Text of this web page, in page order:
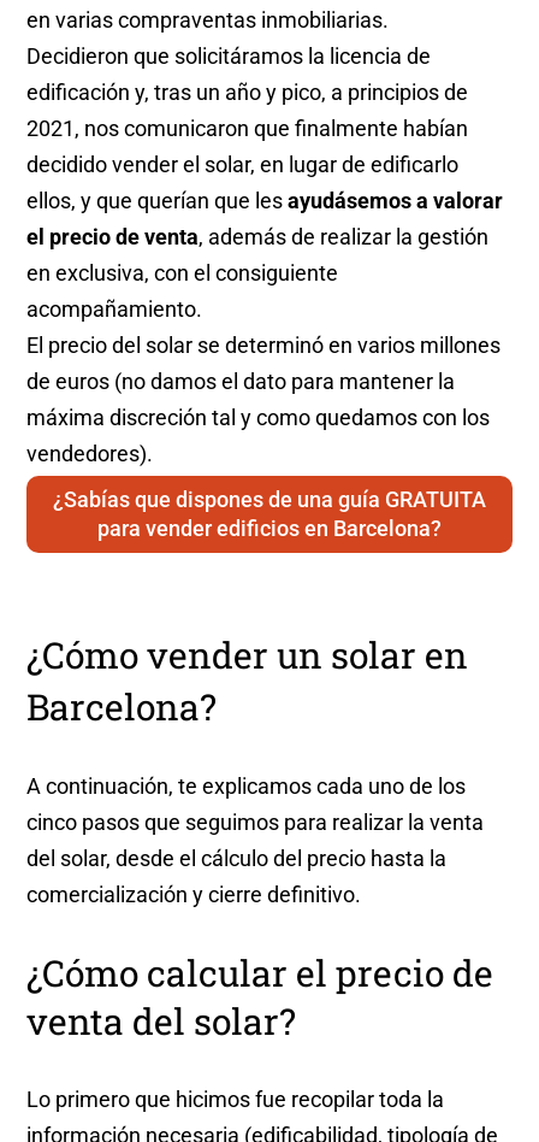
en varias compraventas inmobiliarias.
Decidieron que solicitáramos la licencia de
edificación y, tras un año y pico, a principios de
2021, nos comunicaron que finalmente habían
decidido vender el solar, en lugar de edificarlo
ellos, y que querían que lesayudásemos a valorar
el precio de venta, además de realizar la gestión
en exclusiva, con el consiguiente
acompañamiento.
El precio del solar se determinó en varios millones
de euros (no damos el dato para mantener la
máxima discreción tal y como quedamos con los
vendedores).
¿Sabías que dispones de una guía GRATUITA
para vender edificios en Barcelona?
¿Cómo vender un solar en
Barcelona?
A continuación, te explicamos cada uno de los
cinco pasos que seguimos para realizar la venta
del solar, desde el cálculo del precio hasta la
comercialización y cierre definitivo.
¿Cómo calcular el precio de
venta del solar?
Lo primero que hicimos fue recopilar toda la
información necesaria (edificabilidad, tipología de